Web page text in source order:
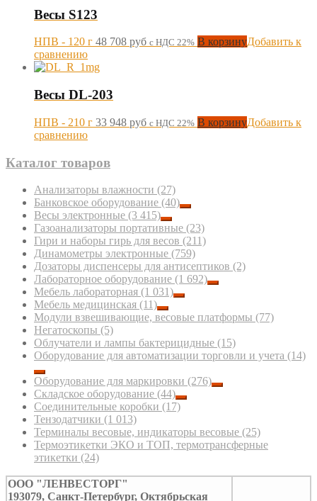
Весы S123
НПВ - 120 г 48 708 руб с НДС 22% В корзинуДобавить к
сравнению
Весы DL-203
НПВ - 210 г 33 948 руб с НДС 22% В корзинуДобавить к
сравнению
Каталог товаров
Анализаторы влажности (27)
Банковское оборудование (40)
Весы электронные (3 415)
Газоанализаторы портативные (23)
Гири и наборы гирь для весов (211)
Динамометры электронные (759)
Дозаторы диспенсеры для антисептиков (2)
Лабораторное оборудование (1 692)
Мебель лабораторная (1 031)
Мебель медицинская (11)
Модули взвешивающие, весовые платформы (77)
Негатоскопы (5)
Облучатели и лампы бактерицидные (15)
Оборудование для автоматизации торговли и учета (14)
Оборудование для маркировки (276)
Складское оборудование (44)
Соединительные коробки (17)
Тензодатчики (1 013)
Терминалы весовые, индикаторы весовые (25)
Термоэтикетки ЭКО и ТОП, термотрансферные
этикетки (24)
ООО "ЛЕНВЕСТОРГ"
193079, Санкт-Петербург, Октябрьская